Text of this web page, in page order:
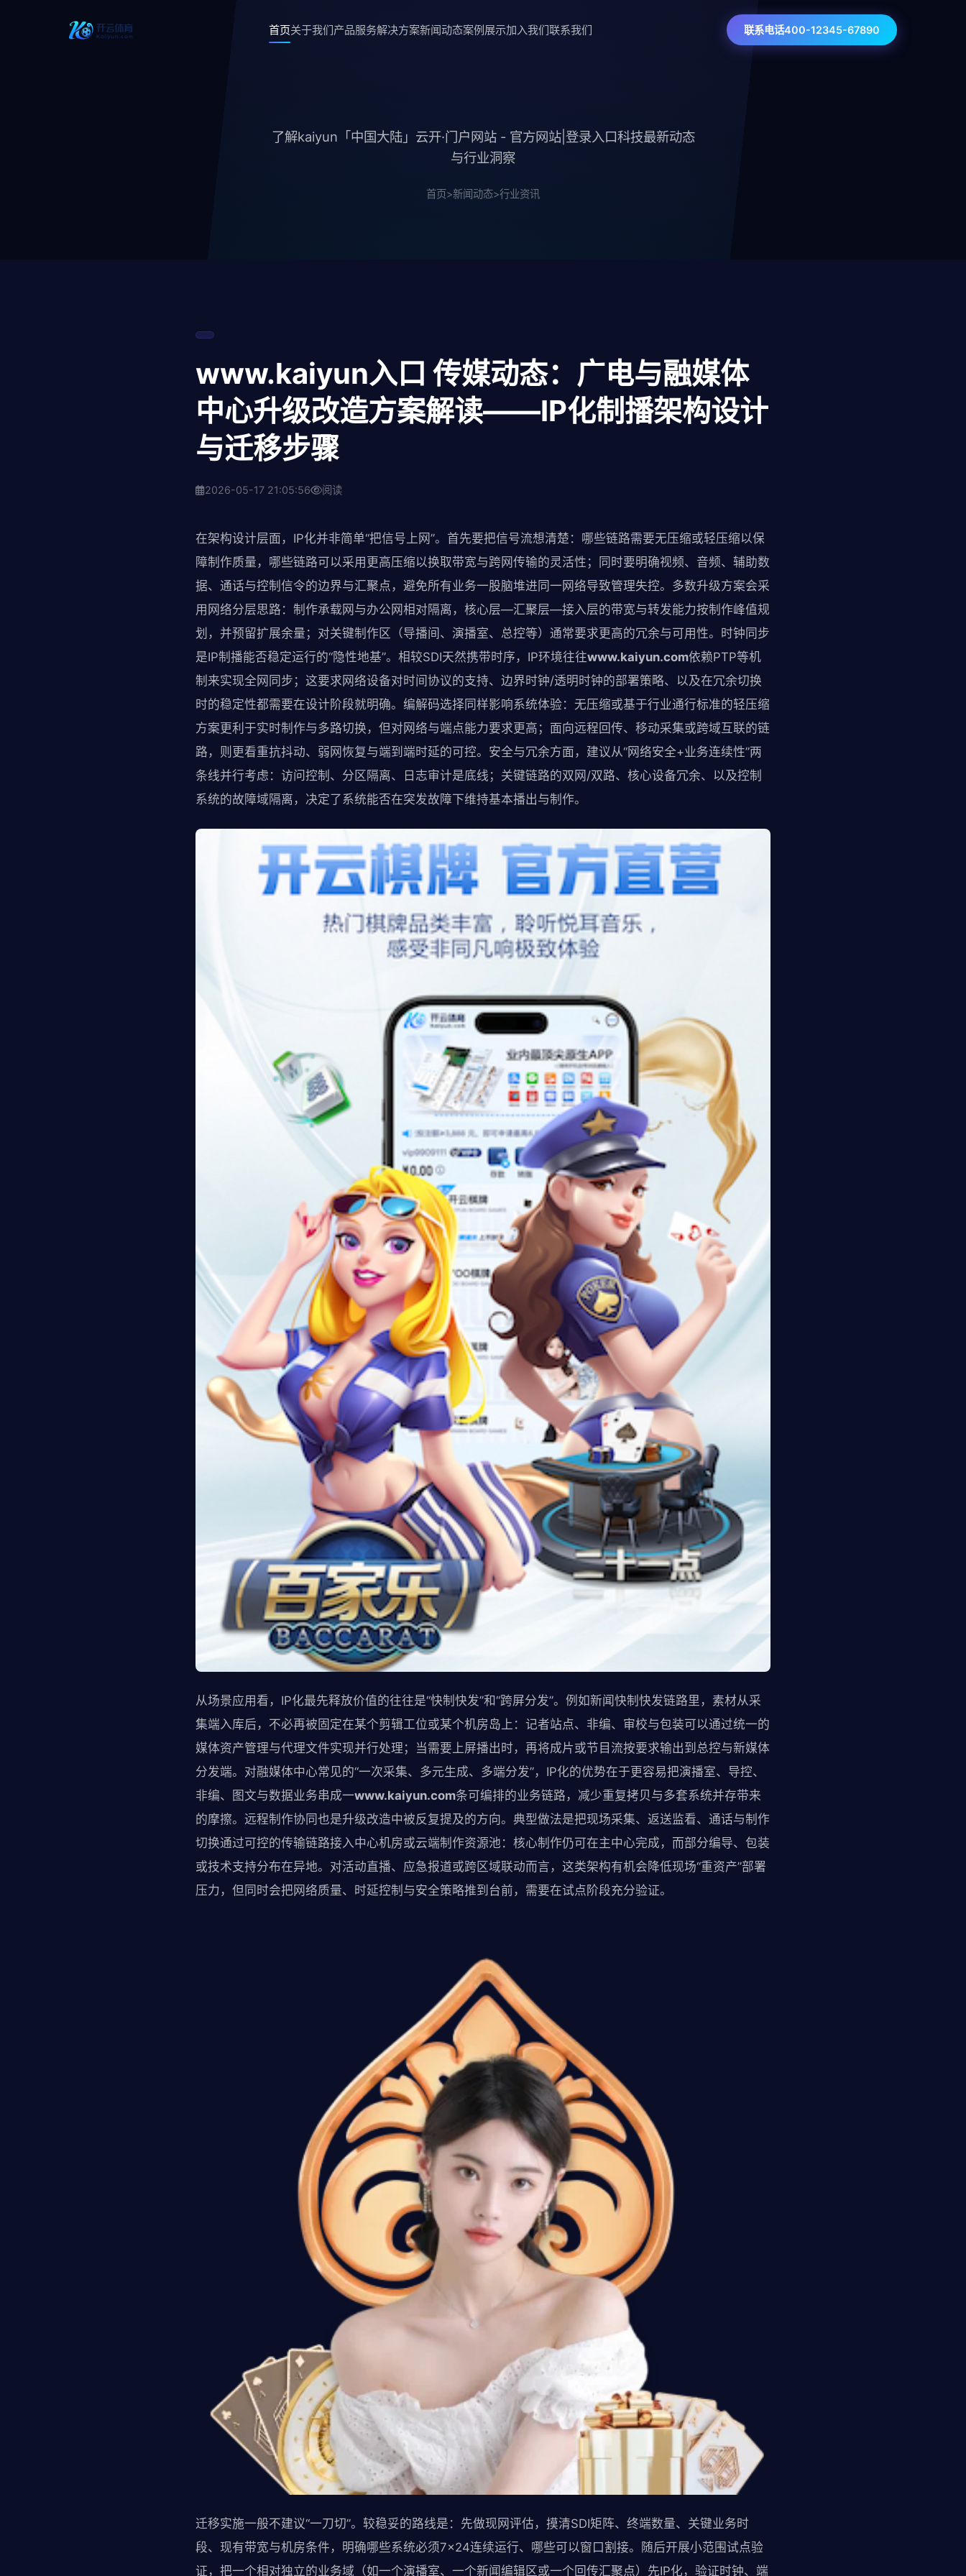
首页关于我们产品服务解决方案新闻动态案例展示加入我们联系我们 联系电话400-12345-67890
了解kaiyun「中国大陆」云开·门户网站 - 官方网站|登录入口科技最新动态
与行业洞察
首页>新闻动态>行业资讯
www.kaiyun入口 传媒动态：广电与融媒体
中心升级改造方案解读——IP化制播架构设计
与迁移步骤
2026-05-17 21:05:56 阅读
在架构设计层面，IP化并非简单“把信号上网”。首先要把信号流想清楚：哪些链路需要无压缩或轻压缩以保
障制作质量，哪些链路可以采用更高压缩以换取带宽与跨网传输的灵活性；同时要明确视频、音频、辅助数
据、通话与控制信令的边界与汇聚点，避免所有业务一股脑堆进同一网络导致管理失控。多数升级方案会采
用网络分层思路：制作承载网与办公网相对隔离，核心层—汇聚层—接入层的带宽与转发能力按制作峰值规
划，并预留扩展余量；对关键制作区（导播间、演播室、总控等）通常要求更高的冗余与可用性。时钟同步
是IP制播能否稳定运行的“隐性地基”。相较SDI天然携带时序，IP环境往往www.kaiyun.com依赖PTP等机
制来实现全网同步；这要求网络设备对时间协议的支持、边界时钟/透明时钟的部署策略、以及在冗余切换
时的稳定性都需要在设计阶段就明确。编解码选择同样影响系统体验：无压缩或基于行业通行标准的轻压缩
方案更利于实时制作与多路切换，但对网络与端点能力要求更高；面向远程回传、移动采集或跨域互联的链
路，则更看重抗抖动、弱网恢复与端到端时延的可控。安全与冗余方面，建议从“网络安全+业务连续性”两
条线并行考虑：访问控制、分区隔离、日志审计是底线；关键链路的双网/双路、核心设备冗余、以及控制
系统的故障域隔离，决定了系统能否在突发故障下维持基本播出与制作。
从场景应用看，IP化最先释放价值的往往是“快制快发”和“跨屏分发”。例如新闻快制快发链路里，素材从采
集端入库后，不必再被固定在某个剪辑工位或某个机房岛上：记者站点、非编、审校与包装可以通过统一的
媒体资产管理与代理文件实现并行处理；当需要上屏播出时，再将成片或节目流按要求输出到总控与新媒体
分发端。对融媒体中心常见的“一次采集、多元生成、多端分发”，IP化的优势在于更容易把演播室、导控、
非编、图文与数据业务串成一www.kaiyun.com条可编排的业务链路，减少重复拷贝与多套系统并存带来
的摩擦。远程制作协同也是升级改造中被反复提及的方向。典型做法是把现场采集、返送监看、通话与制作
切换通过可控的传输链路接入中心机房或云端制作资源池：核心制作仍可在主中心完成，而部分编导、包装
或技术支持分布在异地。对活动直播、应急报道或跨区域联动而言，这类架构有机会降低现场“重资产”部署
压力，但同时会把网络质量、时延控制与安全策略推到台前，需要在试点阶段充分验证。
迁移实施一般不建议“一刀切”。较稳妥的路线是：先做现网评估，摸清SDI矩阵、终端数量、关键业务时
段、现有带宽与机房条件，明确哪些系统必须7×24连续运行、哪些可以窗口割接。随后开展小范围试点验
证，把一个相对独立的业务域（如一个演播室、一个新闻编辑区或一个回传汇聚点）先IP化，验证时钟、端